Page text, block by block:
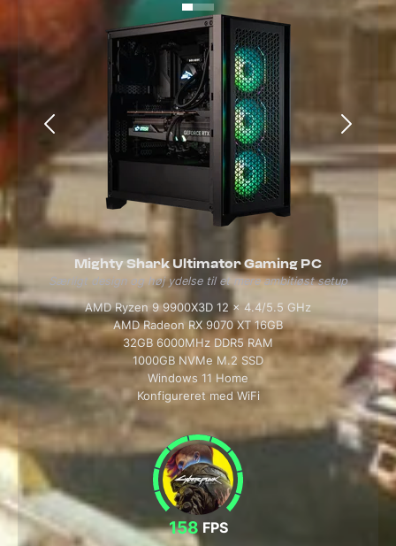
Mighty Shark Ultimator Gaming PC
Særligt design og høj ydelse til et mere ambitiøst setup
AMD Ryzen 9 9900X3D 12 x 4.4/5.5 GHz
AMD Radeon RX 9070 XT 16GB
32GB 6000MHz DDR5 RAM
1000GB NVMe M.2 SSD
Windows 11 Home
Konfigureret med WiFi
158 FPS